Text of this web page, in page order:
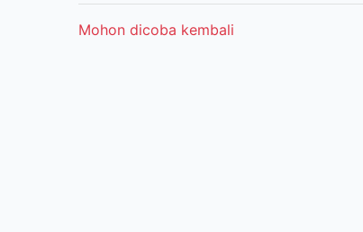
Mohon dicoba kembali